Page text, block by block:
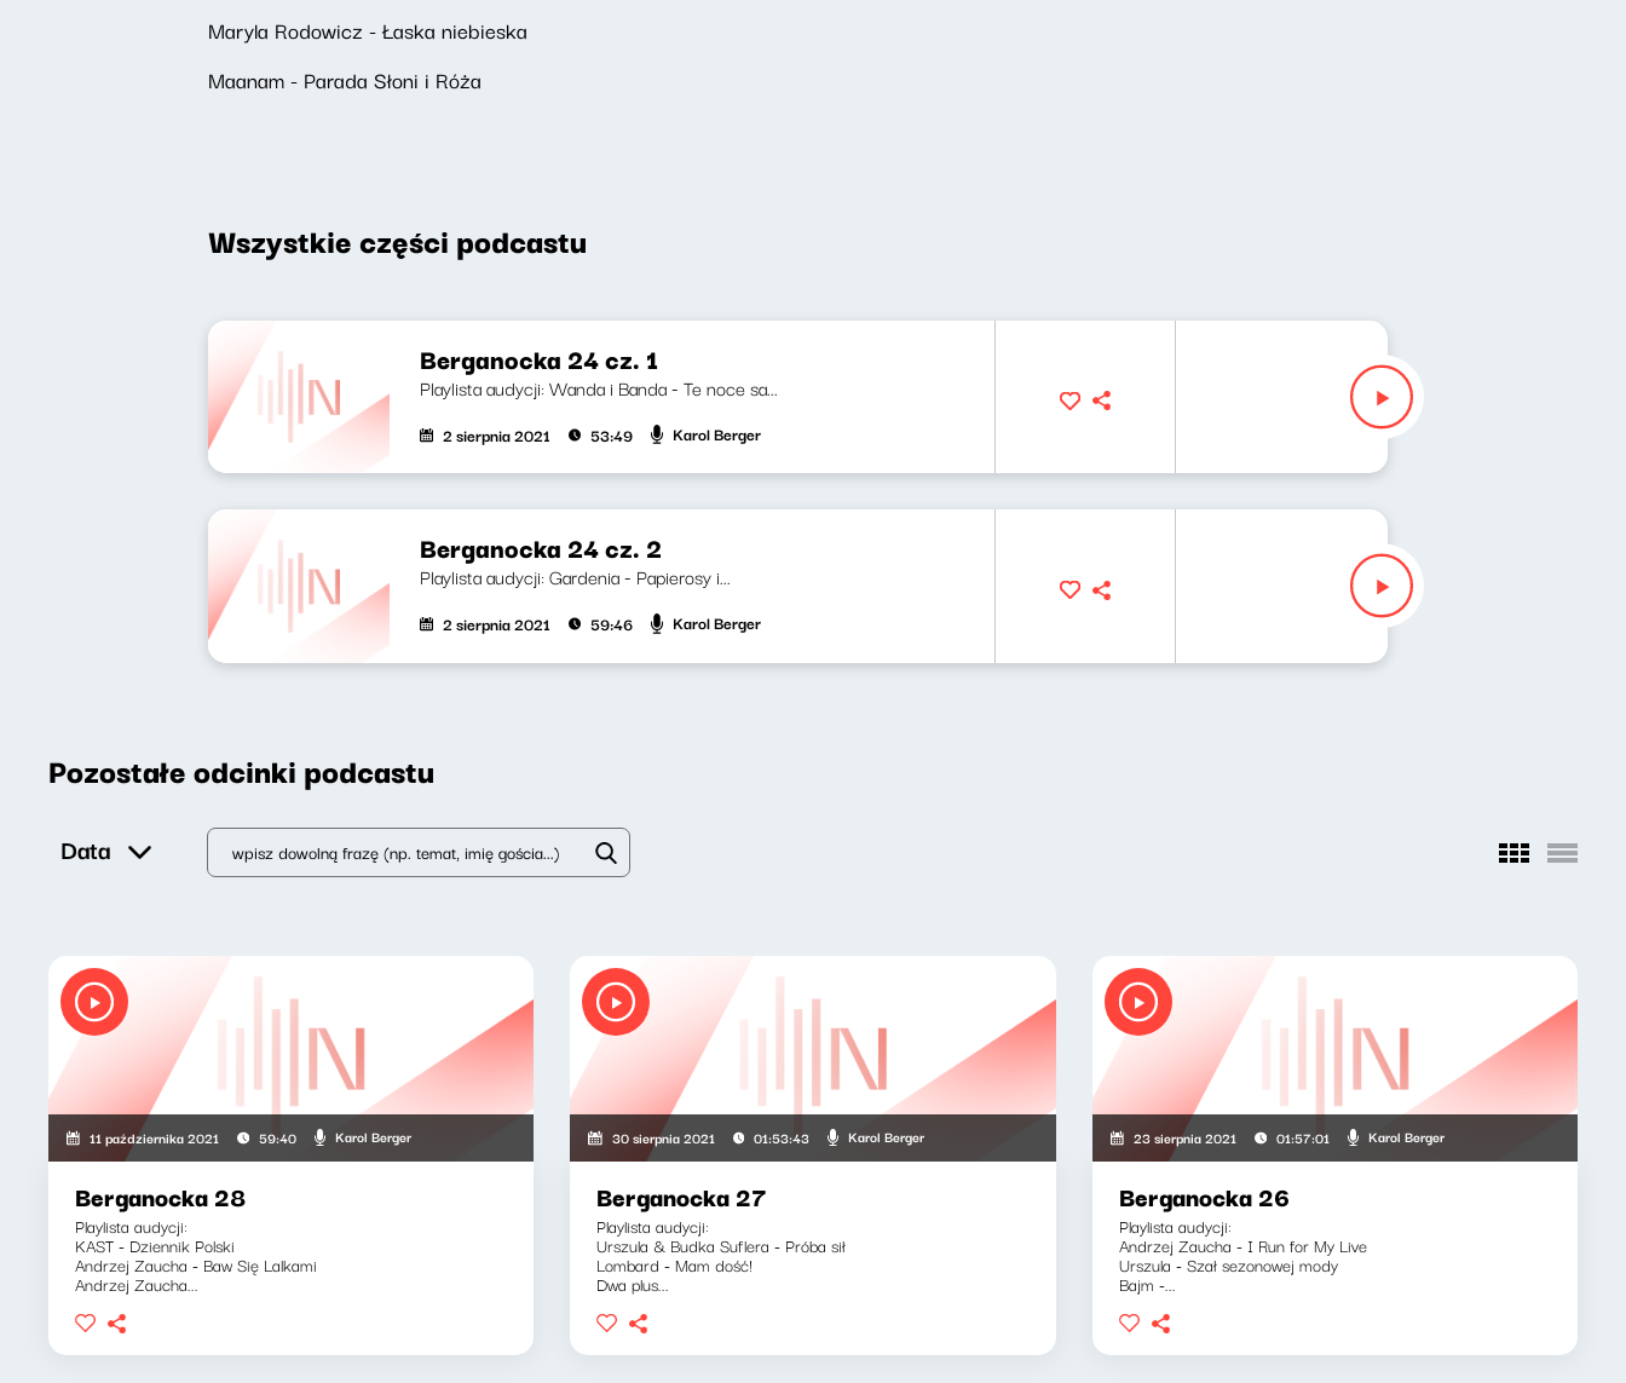
Maryla Rodowicz - Łaska niebieska
Maanam - Parada Słoni i Róża
Wszystkie części podcastu
Berganocka 24 cz. 1
Playlista audycji: Wanda i Banda - Te noce sa...
2 sierpnia 2021 53:49 Karol Berger
Berganocka 24 cz. 2
Playlista audycji: Gardenia - Papierosy i...
2 sierpnia 2021 59:46 Karol Berger
Pozostałe odcinki podcastu
Data
11 października 2021 59:40 Karol Berger
Berganocka 28
Playlista audycji:
KAST - Dziennik Polski
Andrzej Zaucha - Baw Się Lalkami
Andrzej Zaucha...
30 sierpnia 2021 01:53:43 Karol Berger
Berganocka 27
Playlista audycji:
Urszula & Budka Suflera - Próba sił
Lombard - Mam dość!
Dwa plus...
23 sierpnia 2021 01:57:01 Karol Berger
Berganocka 26
Playlista audycji:
Andrzej Zaucha - I Run for My Live
Urszula - Szał sezonowej mody
Bajm -...